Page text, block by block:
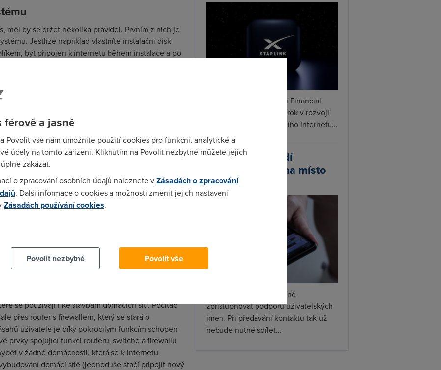
měl by se držet několika pravidel. Prvním z nich je
Jestliže například vlastníte instalační disk
být připojen k internetu během instalace a po
nakažení viry a jiným škodlivým softwarem.
raději aktuálnější systém ― a to buď integrací
souborů, nebo rovnou přidáním i posledních
ručně, nebo můžete využít aplikaci
upravit podle představ (můžete zakázat
apod.). O integraci service packu a také o
si instalační CD Windows XP s SP3. Pro úpravy
určen programvLite.
ve vytvoření upraveného instalační CD, alespoň si
na CD, flash kartu či jiné médium a ihned po
že byste během instalace neměli mít v
se připojujete k internetu.
Center/SANS, Windows bez nejnovějších
nakazit už do 5 minut ― nepodceňujte tedy
(i čerstvě nainstalovaného, který je
firewallu. Ten je přítomný v mnoha síťových
se používají i ke stavbám domácích sítí. Počítač
přes router s firewallem, který se stará o
uživatele je díky pokročilým funkcím schopen
prvky spojující funkci routeru, switche a firewallu
v žádné domácnosti, která se k internetu
domácí sítě (jednoduše stačí připojit nový
SpaceX podle informací Financial
Times připravuje další krok v rozvoji
Starlinku. Vedle satelitního internetu...
WhatsApp zavádí
uživatelská jména místo
telefonních čísel
WhatsApp začal postupně
zpřístupňovat podporu uživatelských
jmen. Při předávání kontaktu tak už
nebude nutné sdílet...
férově a jasně
Povolit vše nám umožníte použití cookies pro funkční, analytické a
účely na tomto zařízení. Kliknutím na Povolit nezbytné můžete jejich
zakázat.
o zpracování osobních údajů naleznete vZásadách o zpracování
. Další informace o cookies a možnosti změnit jejich nastavení
Zásadách používání cookies.
Povolit nezbytné
Povolit vše